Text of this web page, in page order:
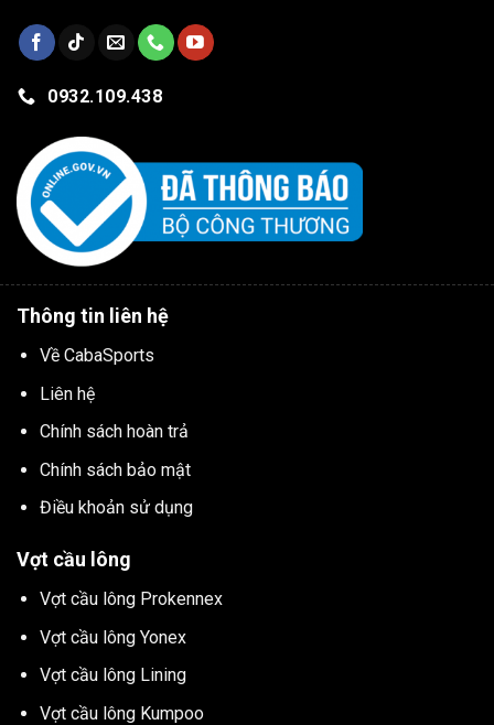
0932.109.438
Thông tin liên hệ
Về CabaSports
Liên hệ
Chính sách hoàn trả
Chính sách bảo mật
Điều khoản sử dụng
Vợt cầu lông
Vợt cầu lông Prokennex
Vợt cầu lông Yonex
Vợt cầu lông Lining
Vợt cầu lông Kumpoo